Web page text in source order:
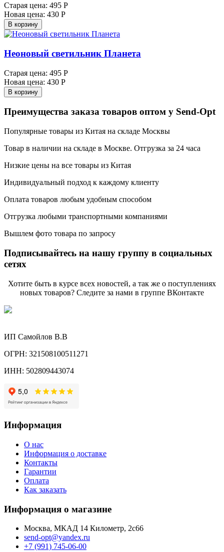
Старая цена: 495 Р
Новая цена: 430 Р
В корзину
Неоновый светильник Планета
Старая цена: 495 Р
Новая цена: 430 Р
В корзину
Преимущества заказа товаров оптом у Send-Opt
Популярные товары из Китая на складе Москвы
Товар в наличии на складе в Москве. Отгрузка за 24 часа
Низкие цены на все товары из Китая
Индивидуальный подход к каждому клиенту
Оплата товаров любым удобным способом
Отгрузка любыми транспортными компаниями
Вышлем фото товара по запросу
Подписывайтесь на нашу группу в социальных
сетях
Хотите быть в курсе всех новостей, а так же о поступлениях
новых товаров? Следите за нами в группе ВКонтакте
ИП Самойлов В.В
ОГРН: 321508100511271
ИНН: 502809443074
Информация
О нас
Информация о доставке
Контакты
Гарантии
Оплата
Как заказать
Информация о магазине
Москва, МКАД 14 Километр, 2с66
send-opt@yandex.ru
+7 (991) 745-06-00